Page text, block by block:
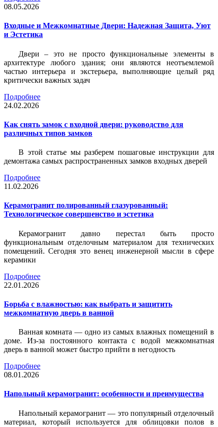
08.05.2026
Входные и Межкомнатные Двери: Надежная Защита, Уют
и Эстетика
Двери – это не просто функциональные элементы в
архитектуре любого здания; они являются неотъемлемой
частью интерьера и экстерьера, выполняющие целый ряд
критически важных задач
Подробнее
24.02.2026
Как снять замок с входной двери: руководство для
различных типов замков
В этой статье мы разберем пошаговые инструкции для
демонтажа самых распространенных замков входных дверей
Подробнее
11.02.2026
Керамогранит полированный глазурованный:
Технологическое совершенство и эстетика
Керамогранит давно перестал быть просто
функциональным отделочным материалом для технических
помещений. Сегодня это венец инженерной мысли в сфере
керамики
Подробнее
22.01.2026
Борьба с влажностью: как выбрать и защитить
межкомнатную дверь в ванной
Ванная комната — одно из самых влажных помещений в
доме. Из-за постоянного контакта с водой межкомнатная
дверь в ванной может быстро прийти в негодность
Подробнее
08.01.2026
Напольный керамогранит: особенности и преимущества
Напольный керамогранит — это популярный отделочный
материал, который используется для облицовки полов в